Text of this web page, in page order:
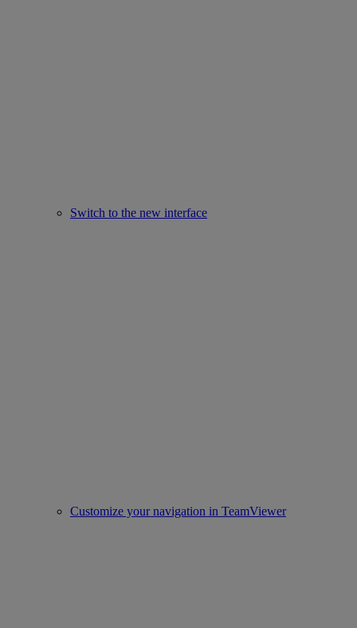
Switch to the new interface
Customize your navigation in TeamViewer